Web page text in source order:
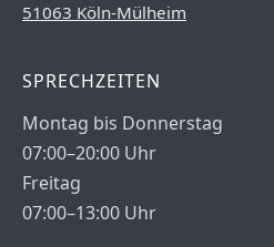
51063 Köln-Mülheim
SPRECHZEITEN
Montag bis Donnerstag
07:00–20:00 Uhr
Freitag
07:00–13:00 Uhr